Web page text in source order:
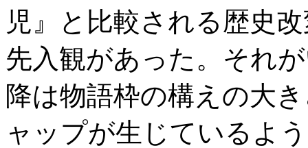
児』と比較される歴史
先入観があった。それ
降は物語枠の構えの大
ャップが生じているよ